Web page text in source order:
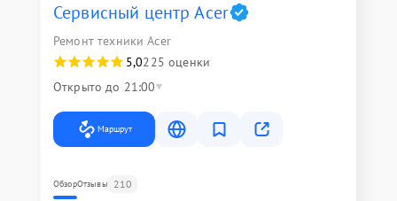
Сервисный центр Acer
Ремонт техники Acer
5,0225 оценки
Открыто до 21:00
Маршрут
ОбзорОтзывы 210